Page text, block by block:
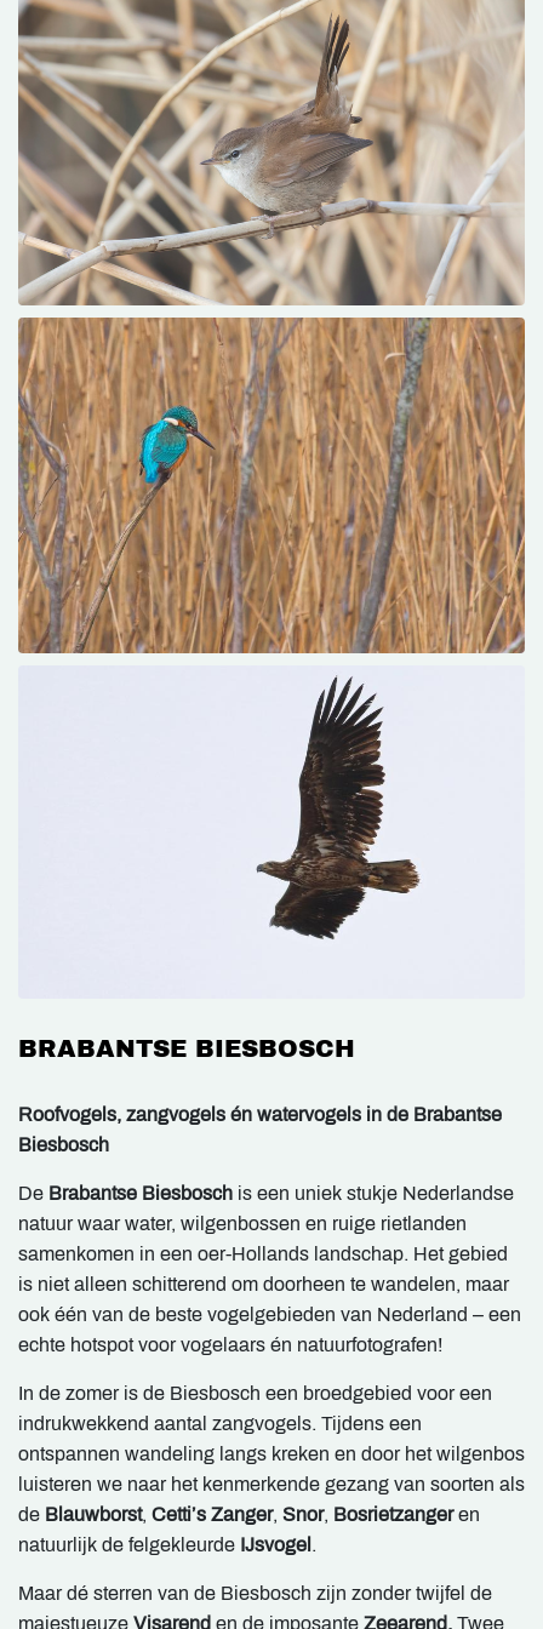
BRABANTSE BIESBOSCH
Roofvogels, zangvogels én watervogels in de Brabantse
Biesbosch
De Brabantse Biesbosch is een uniek stukje Nederlandse
natuur waar water, wilgenbossen en ruige rietlanden
samenkomen in een oer-Hollands landschap. Het gebied
is niet alleen schitterend om doorheen te wandelen, maar
ook één van de beste vogelgebieden van Nederland – een
echte hotspot voor vogelaars én natuurfotografen!
In de zomer is de Biesbosch een broedgebied voor een
indrukwekkend aantal zangvogels. Tijdens een
ontspannen wandeling langs kreken en door het wilgenbos
luisteren we naar het kenmerkende gezang van soorten als
de Blauwborst, Cetti’s Zanger, Snor, Bosrietzangeren
natuurlijk de felgekleurde IJsvogel .
Maar dé sterren van de Biesbosch zijn zonder twijfel de
majestueuze Visarend en de imposante Zeearend. Twee